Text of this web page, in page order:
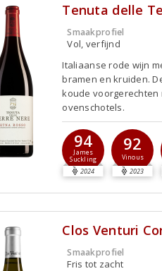
Tenuta delle
Smaakprofiel
Vol, verfijnd
Italiaanse rode wijn
bramen en kruiden.
koude
ovenschotels.
94
James
Suckling
2024
92
Vinous
2023
Clos Venturi
Smaakprofiel
Fris tot zacht